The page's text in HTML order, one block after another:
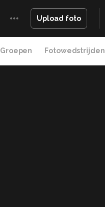
Upload foto
Groepen Fotowedstrijden